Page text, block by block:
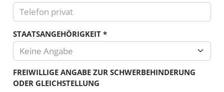
sind
nur
Zahlen
und
die
STAATSANGEHÖRIGKEIT *
Keine Angabe
FREIWILLIGE ANGABE ZUR SCHWERBEHINDERUNG
ODER GLEICHSTELLUNG